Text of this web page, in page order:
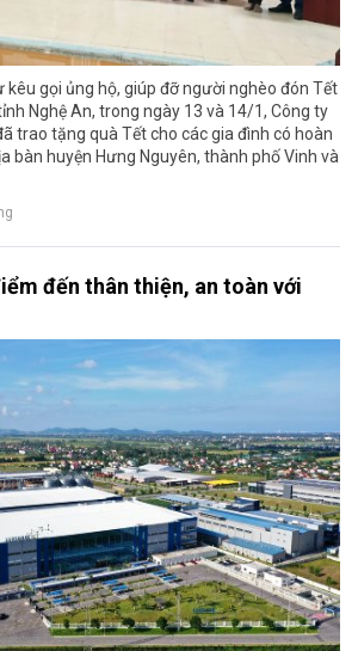
kêu gọi ủng hộ, giúp đỡ người nghèo đón Tết
Nghệ An, trong ngày 13 và 14/1, Công ty
trao tặng quà Tết cho các gia đình có hoàn
bàn huyện Hưng Nguyên, thành phố Vinh và
đến thân thiện, an toàn với